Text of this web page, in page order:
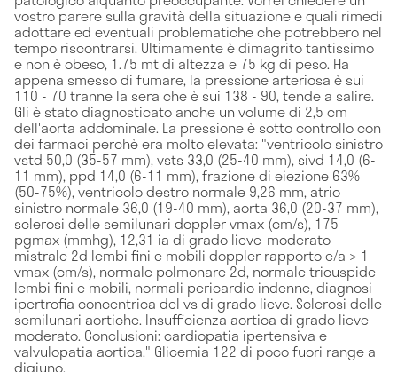
vostro parere sulla gravità della situazione e quali rimedi
adottare ed eventuali problematiche che potrebbero nel
tempo riscontrarsi. Ultimamente è dimagrito tantissimo
e non è obeso, 1.75 mt di altezza e 75 kg di peso. Ha
appena smesso di fumare, la pressione arteriosa è sui
110 - 70 tranne la sera che è sui 138 - 90, tende a salire.
Gli è stato diagnosticato anche un volume di 2,5 cm
dell'aorta addominale. La pressione è sotto controllo con
dei farmaci perchè era molto elevata: "ventricolo sinistro
vstd 50,0 (35-57 mm), vsts 33,0 (25-40 mm), sivd 14,0 (6-
11 mm), ppd 14,0 (6-11 mm), frazione di eiezione 63%
(50-75%), ventricolo destro normale 9,26 mm, atrio
sinistro normale 36,0 (19-40 mm), aorta 36,0 (20-37 mm),
sclerosi delle semilunari doppler vmax (cm/s), 175
pgmax (mmhg), 12,31 ia di grado lieve-moderato
mistrale 2d lembi fini e mobili doppler rapporto e/a > 1
vmax (cm/s), normale polmonare 2d, normale tricuspide
lembi fini e mobili, normali pericardio indenne, diagnosi
ipertrofia concentrica del vs di grado lieve. Sclerosi delle
semilunari aortiche. Insufficienza aortica di grado lieve
moderato. Conclusioni: cardiopatia ipertensiva e
valvulopatia aortica." Glicemia 122 di poco fuori range a
digiuno.